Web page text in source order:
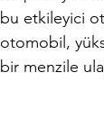
bu etkileyici
otomobil,
bir menzile